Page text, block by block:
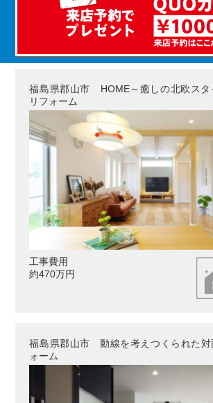
福島県郡山市 HOME～癒しの北欧スタ
リフォーム
工事費用
約470万円
福島県郡山市 動線を考えつくられた対
ォーム